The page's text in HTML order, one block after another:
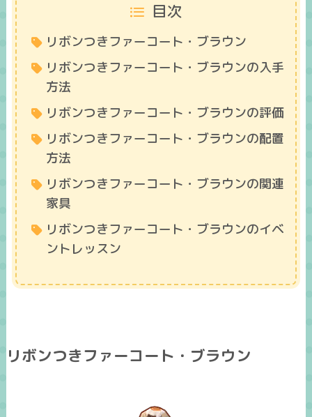
目次
リボンつきファーコート・ブラウン
リボンつきファーコート・ブラウンの入手
方法
リボンつきファーコート・ブラウンの評価
リボンつきファーコート・ブラウンの配置
方法
リボンつきファーコート・ブラウンの関連
家具
リボンつきファーコート・ブラウンのイベ
ントレッスン
リボンつきファーコート・ブラウン